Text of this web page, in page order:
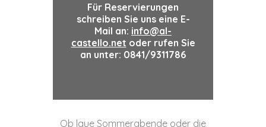
Für Reservierungen
schreiben Sie uns eine E-
Mail an: info@al-
castello.net oder rufen Sie
an unter: 0841/9311786
Ob laue Sommerabende oder die